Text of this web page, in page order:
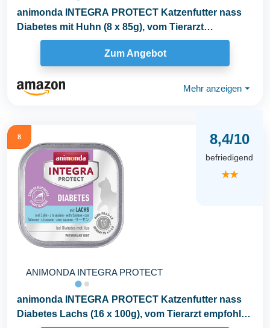
animonda INTEGRA PROTECT Katzenfutter nass
Diabetes mit Huhn (8 x 85g), vom Tierarzt
empfohlen bei...
Zum Angebot
Mehr anzeigen ⏷
8
ANIMONDA INTEGRA PROTECT
8,4/10
befriedigend
★★
animonda INTEGRA PROTECT Katzenfutter nass
Diabetes Lachs (16 x 100g), vom Tierarzt empfohlen